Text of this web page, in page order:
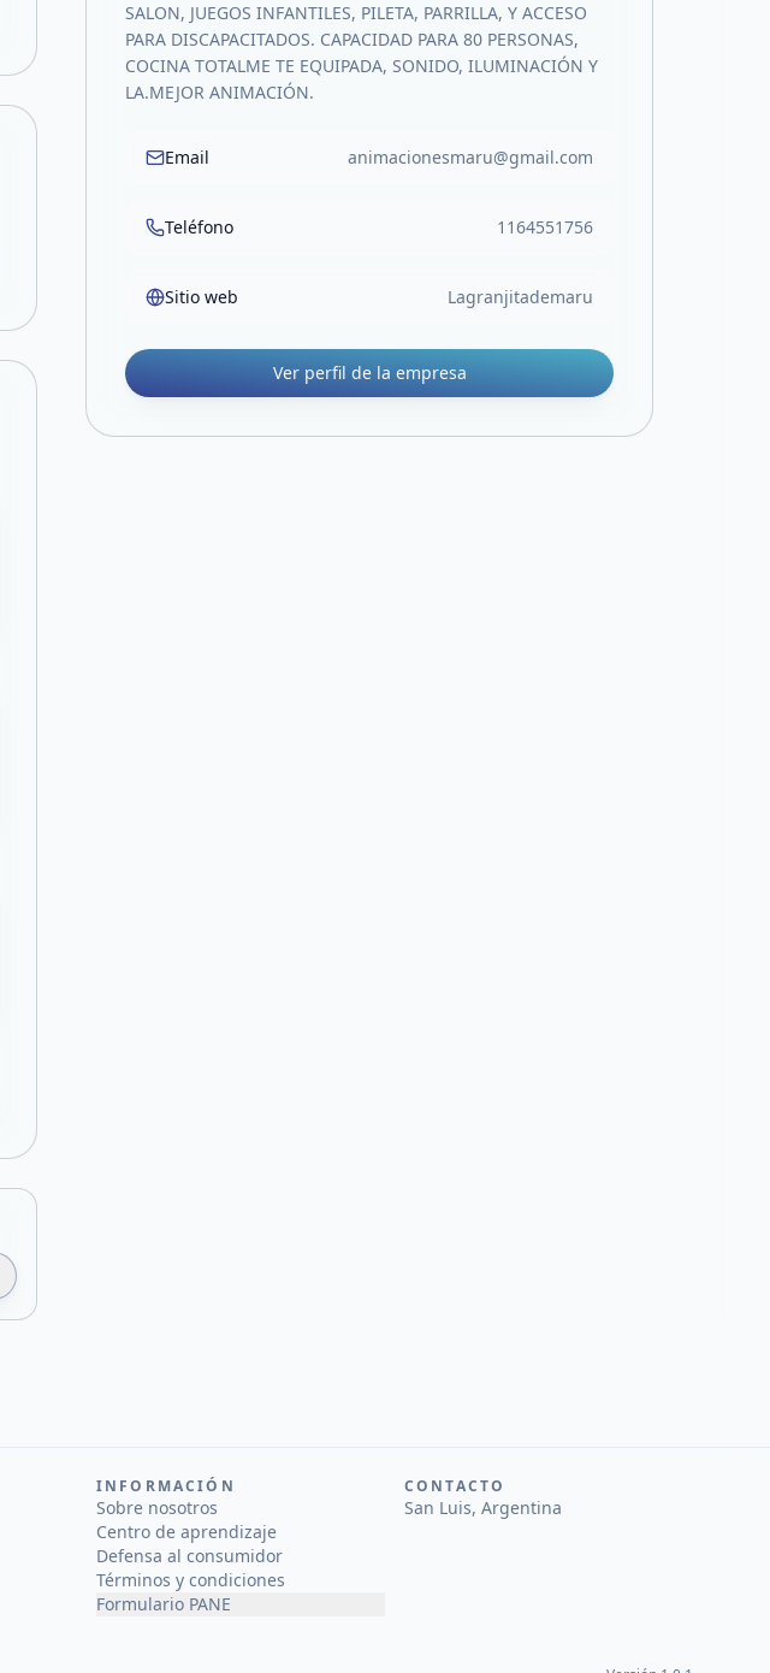
SALON, JUEGOS INFANTILES, PILETA, PARRILLA, Y ACCESO
PARA DISCAPACITADOS. CAPACIDAD PARA 80 PERSONAS,
COCINA TOTALME TE EQUIPADA, SONIDO, ILUMINACIÓN Y
LA.MEJOR ANIMACIÓN.
Email animacionesmaru@gmail.com
Teléfono 1164551756
Sitio web Lagranjitademaru
Ver perfil de la empresa
INFORMACIÓN
Sobre nosotros
Centro de aprendizaje
Defensa al consumidor
Términos y condiciones
Formulario PANE
CONTACTO
San Luis, Argentina